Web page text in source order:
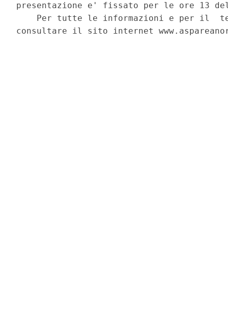
presentazione e' fissato per le ore 13
Per tutte le informazioni e per il
consultare il sito internet